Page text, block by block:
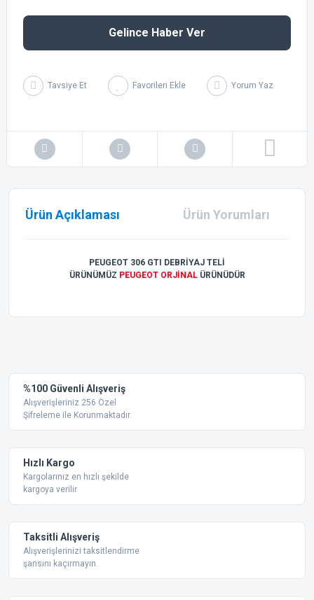
Gelince Haber Ver
Tavsiye Et Yorum Yaz
Ürün Açıklaması Ürün Yorumları
PEUGEOT 306 GTI DEBRİYAJ TELİ
ÜRÜNÜMÜZ PEUGEOT ORJİNALÜRÜNÜDÜR
Ürün resmi kalitesiz, bozuk veya görüntülenemiyor.
Ürün açıklamasında eksik bilgiler bulunuyor.
Bu ürüne benzer farklı alternatifler olmalı.
%100 Güvenli Alışveriş
Alışverişleriniz 256 Özel
Şifreleme ile Korunmaktadır.
Hızlı Kargo
Kargolarınız en hızlı şekilde
kargoya verilir
Taksitli Alışveriş
Alışverişlerinizi taksitlendirme
şansını kaçırmayın.